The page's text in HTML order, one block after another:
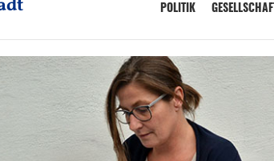
POLITIK GESELLSCHAFT